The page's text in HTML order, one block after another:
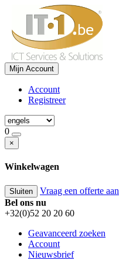
Mijn Account
Account
Registreer
0
×
Winkelwagen
Sluiten Vraag een offerte aan
Bel ons nu
+32(0)52 20 20 60
Geavanceerd zoeken
Account
Nieuwsbrief